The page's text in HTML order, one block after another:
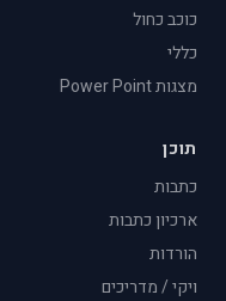
כוכב כחול
כללי
מצגות Power Point
תוכן
כתבות
ארכיון כתבות
הורדות
ויקי / מדריכים